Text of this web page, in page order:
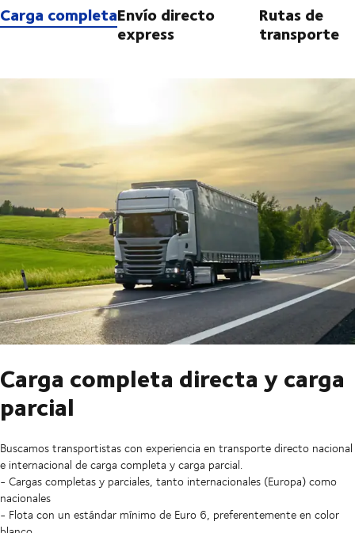
Carga completaEnvío directo
express
Rutas de
transporte
Carga completa directa y carga
parcial
Buscamos transportistas con experiencia en transporte directo nacional
e internacional de carga completa y carga parcial.
- Cargas completas y parciales, tanto internacionales (Europa) como
nacionales
- Flota con un estándar mínimo de Euro 6, preferentemente en color